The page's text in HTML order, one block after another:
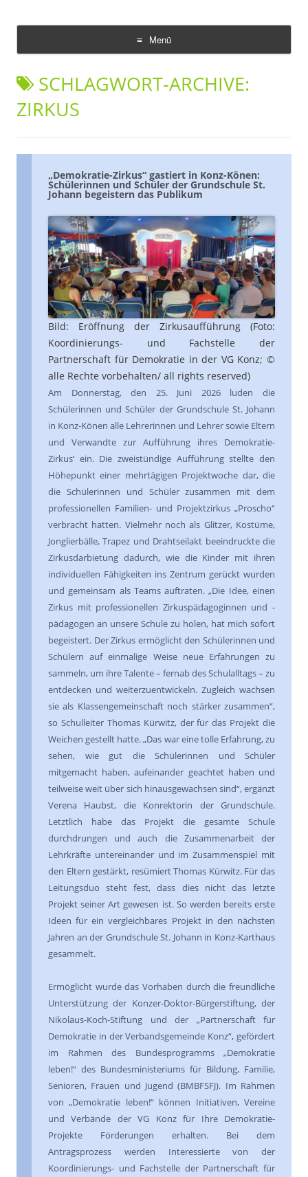
Menü
Zum
springenSCHLAGWORT-ARCHIVE:
ZIRKUS
„Demokratie-Zirkus“ gastiert in Konz-Könen:
Schülerinnen und Schüler der Grundschule St.
Johann begeistern das Publikum
Bild: Eröffnung der Zirkusaufführung (Foto:
Koordinierungs- und Fachstelle der
Partnerschaft für Demokratie in der VG Konz; ©
alle Rechte vorbehalten/ all rights reserved)
Am Donnerstag, den 25. Juni 2026 luden die
Schülerinnen und Schüler der Grundschule St. Johann
in Konz-Könen alle Lehrerinnen und Lehrer sowie Eltern
und Verwandte zur Aufführung ihres Demokratie-
Zirkus‘ ein. Die zweistündige Aufführung stellte den
Höhepunkt einer mehrtägigen Projektwoche dar, die
die Schülerinnen und Schüler zusammen mit dem
professionellen Familien- und Projektzirkus „Proscho“
verbracht hatten. Vielmehr noch als Glitzer, Kostüme,
Jonglierbälle, Trapez und Drahtseilakt beeindruckte die
Zirkusdarbietung dadurch, wie die Kinder mit ihren
individuellen Fähigkeiten ins Zentrum gerückt wurden
und gemeinsam als Teams auftraten. „Die Idee, einen
Zirkus mit professionellen Zirkuspädagoginnen und -
pädagogen an unsere Schule zu holen, hat mich sofort
begeistert. Der Zirkus ermöglicht den Schülerinnen und
Schülern auf einmalige Weise neue Erfahrungen zu
sammeln, um ihre Talente – fernab des Schulalltags – zu
entdecken und weiterzuentwickeln. Zugleich wachsen
sie als Klassengemeinschaft noch stärker zusammen“,
so Schulleiter Thomas Kürwitz, der für das Projekt die
Weichen gestellt hatte. „Das war eine tolle Erfahrung, zu
sehen, wie gut die Schülerinnen und Schüler
mitgemacht haben, aufeinander geachtet haben und
teilweise weit über sich hinausgewachsen sind“, ergänzt
Verena Haubst, die Konrektorin der Grundschule.
Letztlich habe das Projekt die gesamte Schule
durchdrungen und auch die Zusammenarbeit der
Lehrkräfte untereinander und im Zusammenspiel mit
den Eltern gestärkt, resümiert Thomas Kürwitz. Für das
Leitungsduo steht fest, dass dies nicht das letzte
Projekt seiner Art gewesen ist. So werden bereits erste
Ideen für ein vergleichbares Projekt in den nächsten
Jahren an der Grundschule St. Johann in Konz-Karthaus
gesammelt.
Ermöglicht wurde das Vorhaben durch die freundliche
Unterstützung der Konzer-Doktor-Bürgerstiftung, der
Nikolaus-Koch-Stiftung und der „Partnerschaft für
Demokratie in der Verbandsgemeinde Konz“, gefördert
im Rahmen des Bundesprogramms „Demokratie
leben!“ des Bundesministeriums für Bildung, Familie,
Senioren, Frauen und Jugend (BMBFSFJ). Im Rahmen
von „Demokratie leben!“ können Initiativen, Vereine
und Verbände der VG Konz für Ihre Demokratie-
Projekte Förderungen erhalten. Bei dem
Antragsprozess werden Interessierte von der
Koordinierungs- und Fachstelle der Partnerschaft für